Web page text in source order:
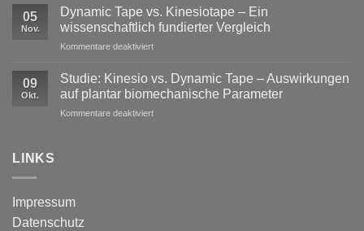
reine
Stabilisation
ausreicht
versus
neurophysiologische
Wirkungen
von
05
Nov.
Dynamic Tape vs. Kinesiotape – Ein
wissenschaftlich fundierter Vergleich
Kommentare deaktiviertfür
Tape
Kinesiotape
–
09
Okt.
Studie: Kinesio vs. Dynamic Tape – Auswirkungen
auf plantar biomechanische Parameter
Kommentare deaktiviertfür
LINKS
Impressum
Datenschutz